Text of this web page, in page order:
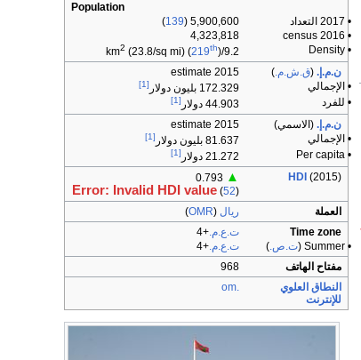
Population
• 2017 التعداد
5,900,600 (
139
)
• 2016 census
4,323,818
• Density
9.2/km
2 (23.8/sq mi) (219th)
ن.م.إ. (ق.ش.م.)
2015 estimate
• الإجمالي
172.329 بليون دولار [1]
• للفرد 44.903 دولار [1]
ن.م.إ. (الاسمي)
2015 estimate
• الإجمالي
81.637 بليون دولار [1]
• Per capita 21.272 دولار [1]
HDI (2015)
▲
0.793
Error: Invalid HDI value(52)
العملة
ريال (
OMR
)
Time zone
ت.ع.م.+4
• Summer (
ت.ص.) ت.ع.م.+4
مفتاح الهاتف
968
النطاق العلوي
للإنترنت
.om